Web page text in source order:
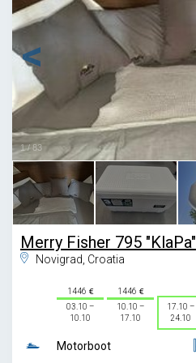
1/83
Merry Fisher 795 "KlaPa"
Novigrad, Croatia
1446
03.10 –
10.10
1446
10.10 –
17.10
17.10 –
24.10
Motorboot